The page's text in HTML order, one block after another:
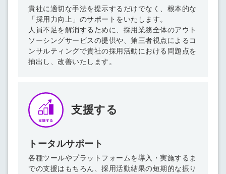
貴社に適切な手法を提示するだけでなく、根本的な
「採用力向上」のサポートをいたします。
人員不足を解消するために、採用業務全体のアウト
ソーシングサービスの提供や、第三者視点によるコ
ンサルティングで貴社の採用活動における問題点を
抽出し、改善いたします。
支援する
トータルサポート
各種ツールやプラットフォームを導入・実施するま
での支援はもちろん、採用活動結果の短期的な振り
許可なく投稿すること
他サービスIDで登録
みんなの採用部があなたの許可なく投稿すること